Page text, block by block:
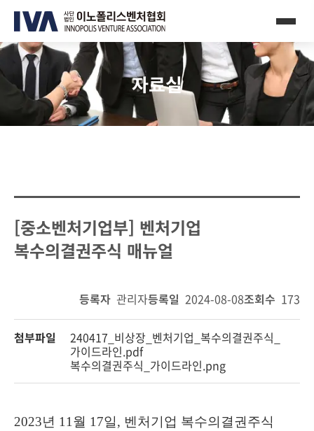
자료실
[중소벤처기업부] 벤처기업
복수의결권주식 매뉴얼
등록자 관리자등록일 2024-08-08조회수 173
첨부파일
240417_비상장_벤처기업_복수의결권주식_
가이드라인.pdf
복수의결권주식_가이드라인.png
2023년 11월 17일, 벤처기업 복수의결권주식